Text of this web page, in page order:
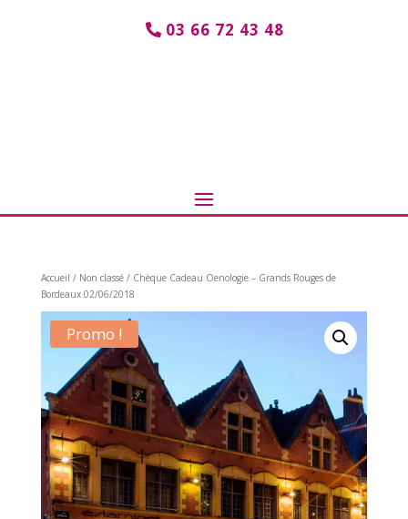
03 66 72 43 48
Accueil / Non classé/ Chèque Cadeau Oenologie – Grands Rouges de
Bordeaux 02/06/2018
Promo !